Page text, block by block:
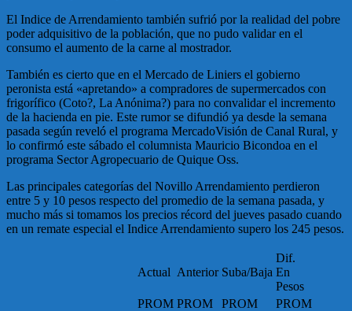
El Indice de Arrendamiento también sufrió por la realidad del pobre
poder adquisitivo de la población, que no pudo validar en el
consumo el aumento de la carne al mostrador.
También es cierto que en el Mercado de Liniers el gobierno
peronista está «apretando» a compradores de supermercados con
frigorífico (Coto?, La Anónima?) para no convalidar el incremento
de la hacienda en pie. Este rumor se difundió ya desde la semana
pasada según reveló el programa MercadoVisión de Canal Rural, y
lo confirmó este sábado el columnista Mauricio Bicondoa en el
programa Sector Agropecuario de Quique Oss.
Las principales categorías del Novillo Arrendamiento perdieron
entre 5 y 10 pesos respecto del promedio de la semana pasada, y
mucho más si tomamos los precios récord del jueves pasado cuando
en un remate especial el Indice Arrendamiento supero los 245 pesos.
Actual Anterior Suba/Baja
Dif.
En
Pesos
PROM PROM PROM
PROM